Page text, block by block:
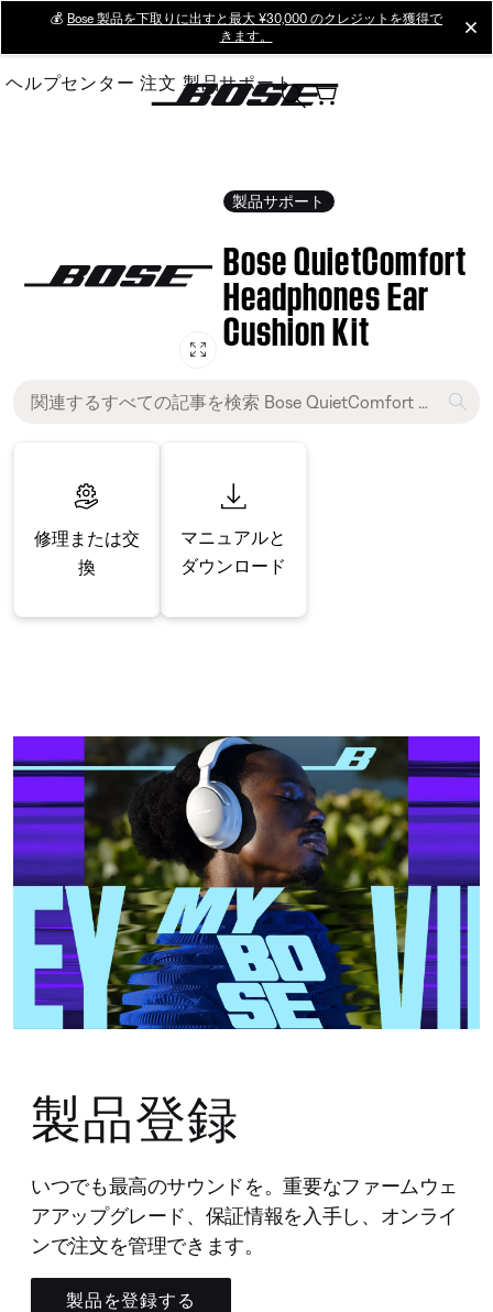
Main
💰 Bose 製品を下取りに出すと最大 ¥30,000 のクレジットを獲得で
きます。
ヘルプセンター 注文 製品サポート
製品サポート
Bose QuietComfort
Headphones Ear
Cushion Kit
修理または交
換
マニュアルと
ダウンロード
製品登録
いつでも最高のサウンドを。重要なファームウェ
アアップグレード、保証情報を入手し、オンライ
ンで注文を管理できます。
製品を登録する